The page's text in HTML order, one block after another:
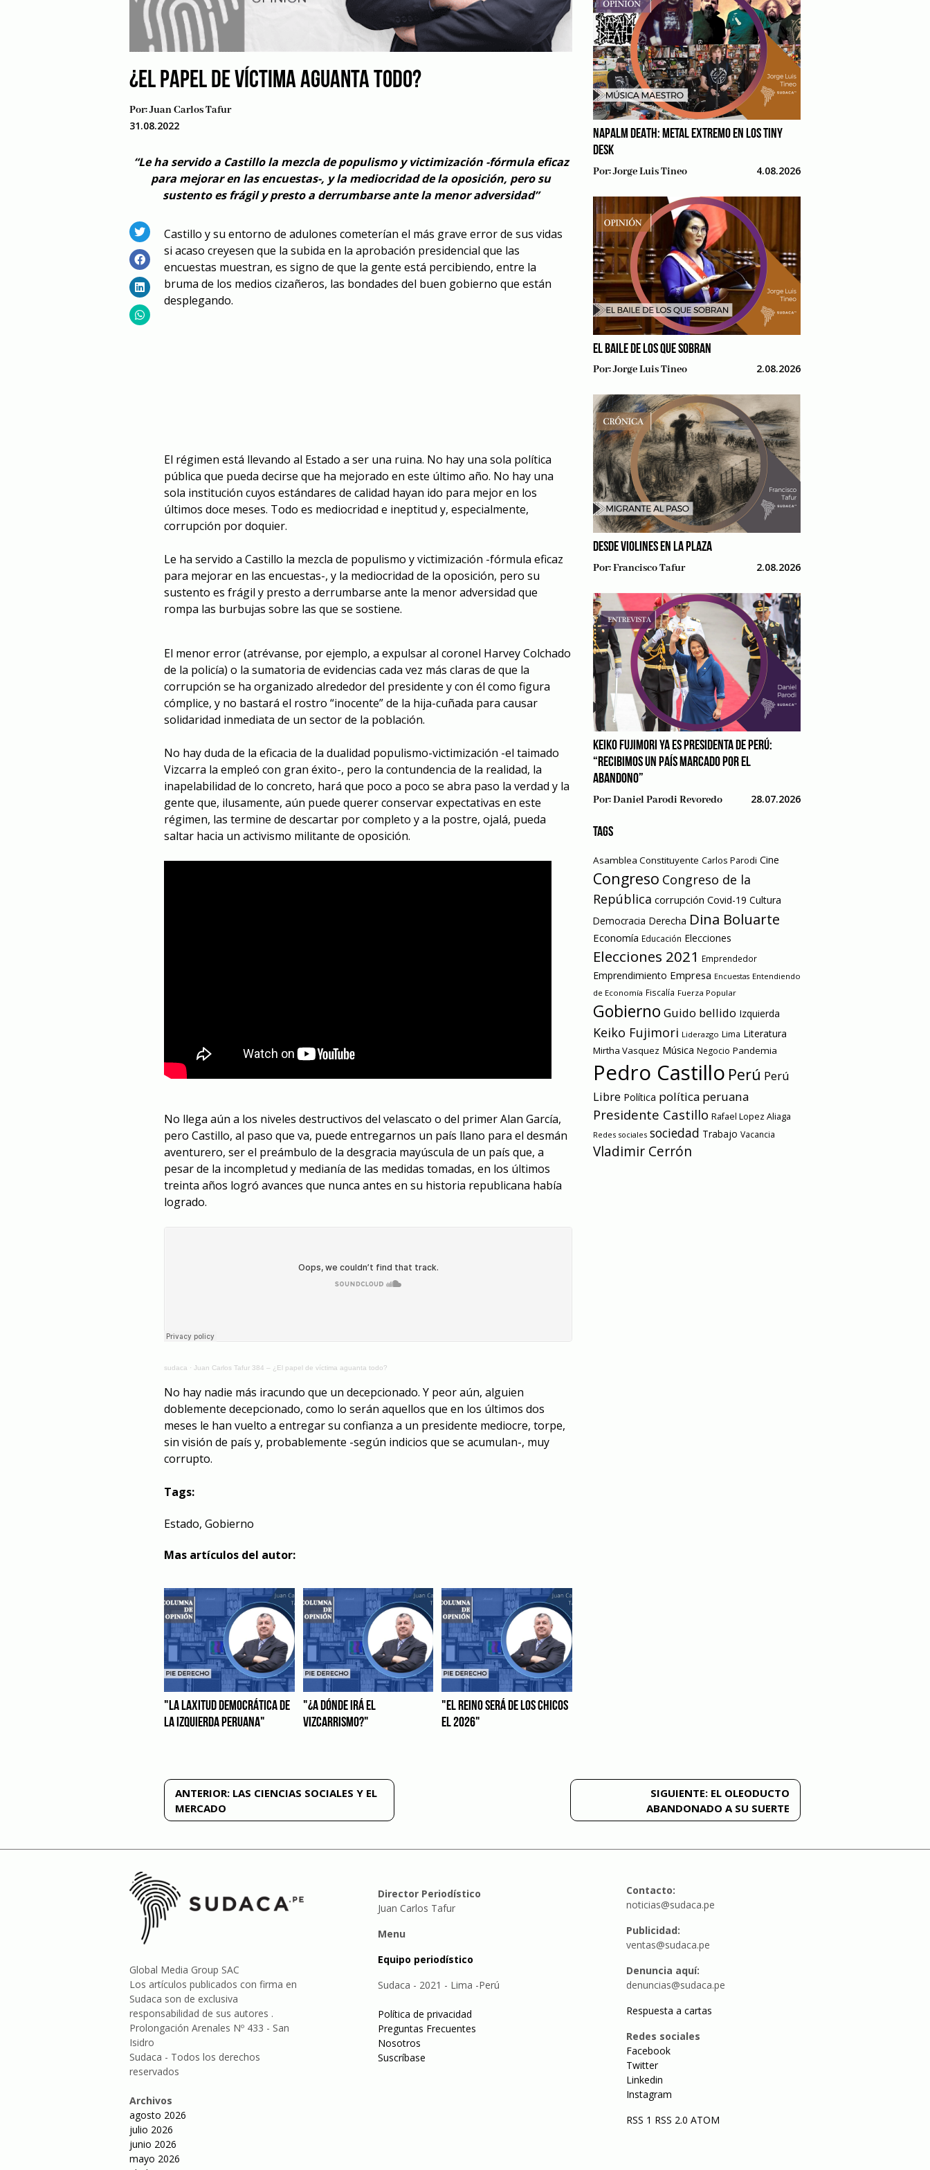
¿EL PAPEL DE VÍCTIMA AGUANTA TODO?
Por:Juan Carlos Tafur
31.08.2022
“Le ha servido a Castillo la mezcla de populismo y victimización -fórmula eficaz
para mejorar en las encuestas-, y la mediocridad de la oposición, pero su
sustento es frágil y presto a derrumbarse ante la menor adversidad”
Castillo y su entorno de adulones cometerían el más grave error de sus vidas
si acaso creyesen que la subida en la aprobación presidencial que las
encuestas muestran, es signo de que la gente está percibiendo, entre la
bruma de los medios cizañeros, las bondades del buen gobierno que están
desplegando.
El régimen está llevando al Estado a ser una ruina. No hay una sola política
pública que pueda decirse que ha mejorado en este último año. No hay una
sola institución cuyos estándares de calidad hayan ido para mejor en los
últimos doce meses. Todo es mediocridad e ineptitud y, especialmente,
corrupción por doquier.
Le ha servido a Castillo la mezcla de populismo y victimización -fórmula eficaz
para mejorar en las encuestas-, y la mediocridad de la oposición, pero su
sustento es frágil y presto a derrumbarse ante la menor adversidad que
rompa las burbujas sobre las que se sostiene.
El menor error (atrévanse, por ejemplo, a expulsar al coronel Harvey Colchado
de la policía) o la sumatoria de evidencias cada vez más claras de que la
corrupción se ha organizado alrededor del presidente y con él como figura
cómplice, y no bastará el rostro “inocente” de la hija-cuñada para causar
solidaridad inmediata de un sector de la población.
No hay duda de la eficacia de la dualidad populismo-victimización -el taimado
Vizcarra la empleó con gran éxito-, pero la contundencia de la realidad, la
inapelabilidad de lo concreto, hará que poco a poco se abra paso la verdad y la
gente que, ilusamente, aún puede querer conservar expectativas en este
régimen, las termine de descartar por completo y a la postre, ojalá, pueda
saltar hacia un activismo militante de oposición.
No llega aún a los niveles destructivos del velascato o del primer Alan García,
pero Castillo, al paso que va, puede entregarnos un país llano para el desmán
aventurero, ser el preámbulo de la desgracia mayúscula de un país que, a
pesar de la incompletud y medianía de las medidas tomadas, en los últimos
treinta años logró avances que nunca antes en su historia republicana había
logrado.
sudaca · Juan Carlos Tafur 384 – ¿El papel de víctima aguanta todo?
No hay nadie más iracundo que un decepcionado. Y peor aún, alguien
doblemente decepcionado, como lo serán aquellos que en los últimos dos
meses le han vuelto a entregar su confianza a un presidente mediocre, torpe,
sin visión de país y, probablemente -según indicios que se acumulan-, muy
corrupto.
Tags:
Estado, Gobierno
Mas artículos del autor:
"LA LAXITUD DEMOCRÁTICA DE
LA IZQUIERDA PERUANA"
"¿A DÓNDE IRÁ EL
VIZCARRISMO?"
"EL REINO SERÁ DE LOS CHICOS
EL 2026"
NAPALM DEATH: METAL EXTREMO EN LOS TINY
DESK
Por:Jorge Luis Tineo 4.08.2026
EL BAILE DE LOS QUE SOBRAN
Por:Jorge Luis Tineo 2.08.2026
DESDE VIOLINES EN LA PLAZA
Por:Francisco Tafur 2.08.2026
KEIKO FUJIMORI YA ES PRESIDENTA DE PERÚ:
“RECIBIMOS UN PAÍS MARCADO POR EL
ABANDONO”
Por:Daniel Parodi Revoredo 28.07.2026
TAGS
Asamblea Constituyente Carlos Parodi Cine
Congreso Congreso de la
República corrupción Covid-19 Cultura
Democracia Derecha Dina Boluarte
Economía Educación Elecciones
Elecciones 2021 Emprendedor
Emprendimiento Empresa Encuestas Entendiendo
de Economía Fiscalía Fuerza Popular
Gobierno Guido bellido Izquierda
Keiko Fujimori Liderazgo Lima Literatura
Mirtha Vasquez Música Negocio Pandemia
Pedro Castillo Perú Perú
Libre Política política peruana
Presidente Castillo Rafael Lopez Aliaga
Redes sociales sociedad Trabajo Vacancia
Vladimir Cerrón
Navegación
de
ANTERIOR: LAS CIENCIAS SOCIALES Y EL
MERCADO
SIGUIENTE: EL OLEODUCTO
ABANDONADO A SU SUERTE
Global Media Group SAC
Los artículos publicados con firma en
Sudaca son de exclusiva
responsabilidad de sus autores .
Prolongación Arenales Nº 433 - San
Isidro
Sudaca - Todos los derechos
reservados
Archivos
agosto 2026
julio 2026
junio 2026
mayo 2026
Director Periodístico
Juan Carlos Tafur
Menu
Equipo periodístico
Sudaca - 2021 - Lima -Perú
Política de privacidad
Preguntas Frecuentes
Nosotros
Suscríbase
Contacto:
noticias@sudaca.pe
Publicidad:
ventas@sudaca.pe
Denuncia aquí:
denuncias@sudaca.pe
Respuesta a cartas
Redes sociales
Facebook
Twitter
Linkedin
Instagram
RSS 1 RSS 2.0 ATOM